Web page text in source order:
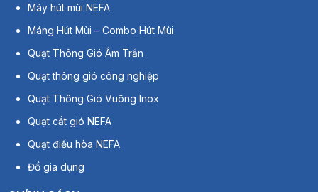
Máy hút mùi NEFA
Máng Hút Mùi – Combo Hút Mùi
Quạt Thông Gió Âm Trần
Quạt thông gió công nghiệp
Quạt Thông Gió Vuông Inox
Quạt cắt gió NEFA
Quạt điều hòa NEFA
Đồ gia dụng